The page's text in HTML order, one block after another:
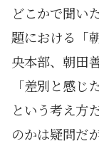
どこかで聞い
題における「
央本部、朝田
「差別と感じ
という考え方
のかは疑問だ